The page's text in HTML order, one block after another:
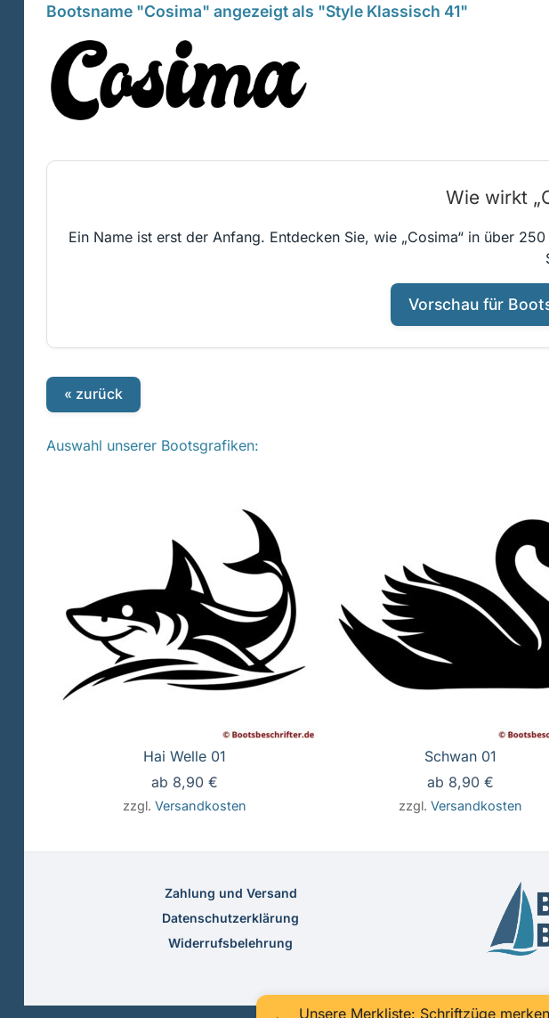
Bootsname "Cosima" angezeigt als "Style Klassisch 41"
Wie wirkt
Ein Name ist erst der Anfang. Entdecken Sie, wie „Cosima“ in über
Vorschau für
« zurück
Auswahl unserer Bootsgrafiken:
Hai Welle 01
ab 8,90 €
zzgl. Versandkosten
Schwan 01
ab 8,90 €
zzgl. Versandkosten
Zahlung und Versand
Datenschutzerklärung
Widerrufsbelehrung
Unsere Merkliste: Schriftzüge